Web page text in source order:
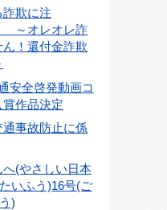
欺に注
オレ詐
！還付金詐欺
安全啓発動画コ
品決定
事故防止に係
へ(やさしい日本
う)16号(ご
)